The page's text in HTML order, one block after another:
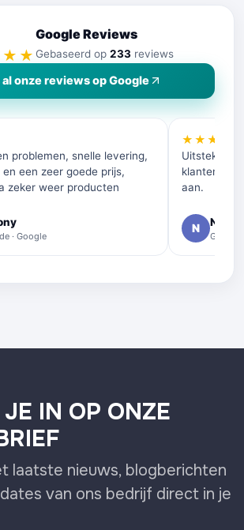
Google Reviews
Gebaseerd op 233 reviews
al onze reviews op Google
problemen, snelle levering,
een zeer goede prijs,
zeker weer producten
· Google
★★★★★
aan.
N Nelly
Google
IN OP ONZE
laatste nieuws, blogberichten
van ons bedrijf direct in je